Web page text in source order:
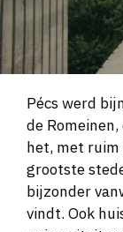
Pécs werd
de
het, met ruim
grootste
bijzonder
vindt. Ook